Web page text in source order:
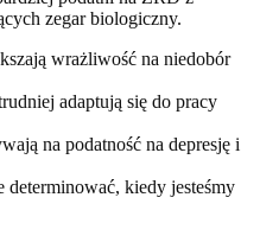
zegar biologiczny.
wrażliwość na niedobór
adaptują się do pracy
na podatność na depresję i
determinować, kiedy jesteśmy